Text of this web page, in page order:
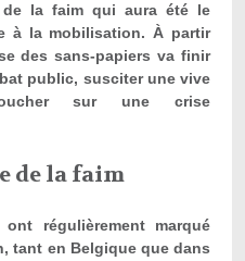
de la faim qui aura été le
à la mobilisation. À partir
des sans-papiers va finir
public, susciter une vive
sur une crise
de la faim
régulièrement marqué
tant en Belgique que dans